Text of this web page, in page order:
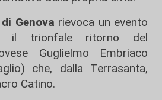
Genova rievoca un evento
il trionfale ritorno del
Guglielmo Embriaco
che, dalla Terrasanta,
Catino.